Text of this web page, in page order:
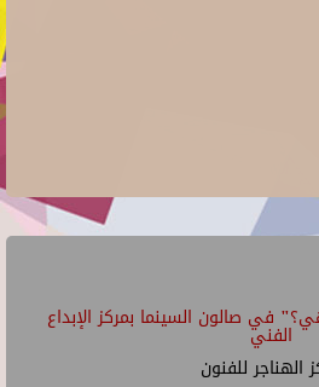
في صالون السينما بمركز الإبداع
الفني
الهناجر للفنون